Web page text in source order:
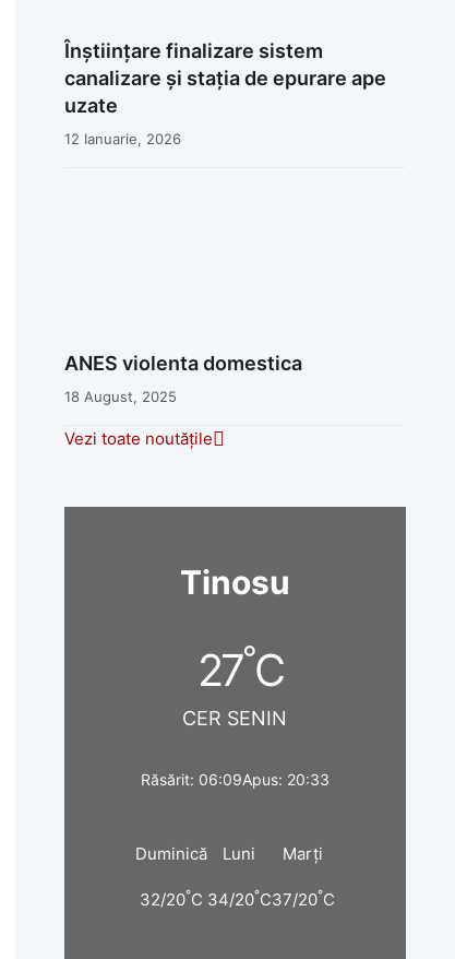
Înștiințare finalizare sistem
canalizare și stația de epurare ape
uzate
12 Ianuarie, 2026
ANES violenta domestica
18 August, 2025
Vezi toate noutățile
Tinosu
27°C
CER SENIN
Răsărit: 06:09Apus: 20:33
Duminică
32/20°C
Luni
34/20°C
Marți
37/20°C